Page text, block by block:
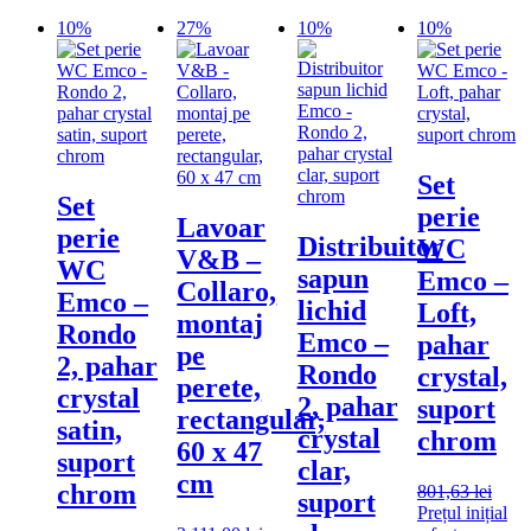
10%
Set
perie
WC
Emco –
Rondo
2, pahar
crystal
satin,
suport
chrom
27%
Lavoar
V&B –
Collaro,
montaj
pe
perete,
rectangular,
60 x 47
cm
10%
Distribuitor
sapun
lichid
Emco –
Rondo
2, pahar
crystal
clar,
suport
10%
Set
perie
WC
Emco –
Loft,
pahar
crystal,
suport
chrom
801,63lei
Prețul inițial